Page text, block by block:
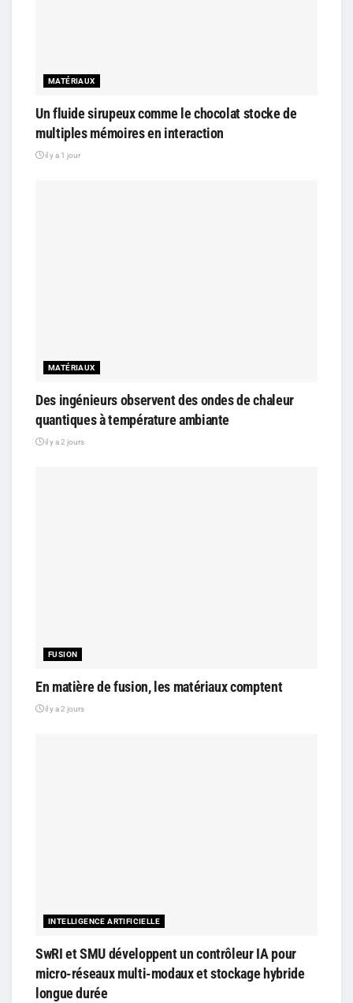
MATÉRIAUX
Un fluide sirupeux comme le chocolat stocke de
multiples mémoires en interaction
il y a 1 jour
MATÉRIAUX
Des ingénieurs observent des ondes de chaleur
quantiques à température ambiante
il y a 2 jours
FUSION
En matière de fusion, les matériaux comptent
il y a 2 jours
INTELLIGENCE ARTIFICIELLE
SwRI et SMU développent un contrôleur IA pour
micro-réseaux multi-modaux et stockage hybride
longue durée